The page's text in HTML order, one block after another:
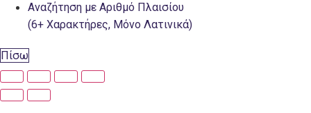
Αναζήτηση με Αριθμό Πλαισίου
(6+ Χαρακτήρες, Μόνο Λατινικά)
Πίσω